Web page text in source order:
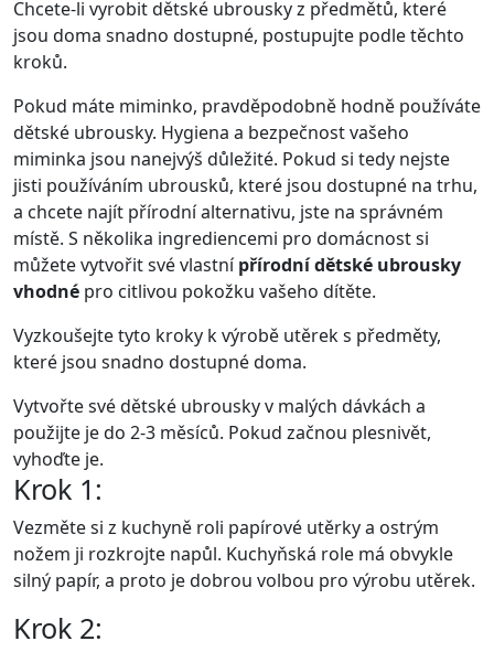
Chcete-li vyrobit dětské ubrousky z předmětů, které
jsou doma snadno dostupné, postupujte podle těchto
kroků.
Pokud máte miminko, pravděpodobně hodně používáte
dětské ubrousky. Hygiena a bezpečnost vašeho
miminka jsou nanejvýš důležité. Pokud si tedy nejste
jisti používáním ubrousků, které jsou dostupné na trhu,
a chcete najít přírodní alternativu, jste na správném
místě. S několika ingrediencemi pro domácnost si
můžete vytvořit své vlastnípřírodní dětské ubrousky
vhodné pro citlivou pokožku vašeho dítěte.
Vyzkoušejte tyto kroky k výrobě utěrek s předměty,
které jsou snadno dostupné doma.
Vytvořte své dětské ubrousky v malých dávkách a
použijte je do 2-3 měsíců. Pokud začnou plesnivět,
vyhoďte je.
Krok 1:
Vezměte si z kuchyně roli papírové utěrky a ostrým
nožem ji rozkrojte napůl. Kuchyňská role má obvykle
silný papír, a proto je dobrou volbou pro výrobu utěrek.
Krok 2: